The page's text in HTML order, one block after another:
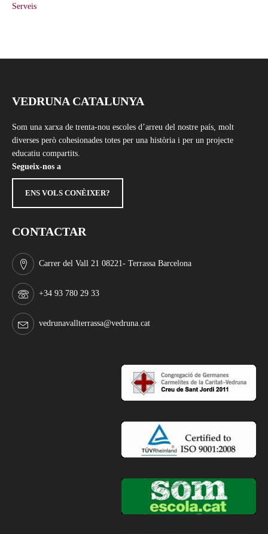
Serveis
VEDRUNA CATALUNYA
Som una xarxa de trenta-nou escoles d’arreu del nostre país, molt
diverses però cohesionades totes per una història i per un projecte
educatiu compartits.
Segueix-nos a
ENS VOLS CONÈIXER?
CONTACTAR
Carrer del Vall 21 08221- Terrassa Barcelona
+34 93 780 29 33
vedrunavallterrassa@vedruna.cat